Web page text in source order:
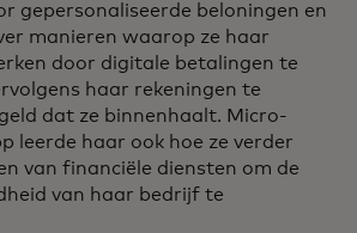
gepersonaliseerde beloningen en
manieren waarop ze haar
door digitale betalingen te
haar rekeningen te
dat ze binnenhaalt. Micro-
leerde haar ook hoe ze verder
van financiële diensten om de
van haar bedrijf te